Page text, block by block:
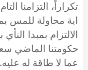
تكراراً، التزامنا
اية محاولة للمس
الالتزام بمبدا
حكومتنا الماضي
عما لا طاقة له عليه.